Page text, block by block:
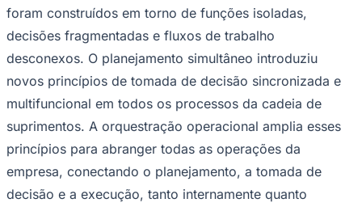
Anuncie no Portal
Verificar EmpresaNovo
Anunciar VagasNovo
Publicidade Legal
NBA
Fórmula 1
UFC
Tênis (ATP)
MLB
foram construídos em torno de funções isoladas,
decisões fragmentadas e fluxos de trabalho
desconexos. O planejamento simultâneo introduziu
novos princípios de tomada de decisão sincronizada e
multifuncional em todos os processos da cadeia de
suprimentos. A orquestração operacional amplia esses
princípios para abranger todas as operações da
empresa, conectando o planejamento, a tomada de
decisão e a execução, tanto internamente quanto